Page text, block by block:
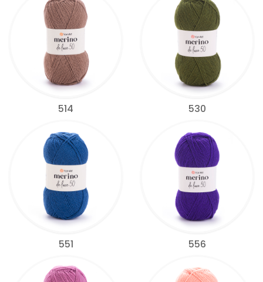
514 530
551 556